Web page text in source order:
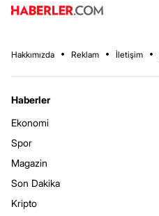
Hakkımızda Reklam İletişim
Haberler
Ekonomi
Spor
Magazin
Son Dakika
Kripto